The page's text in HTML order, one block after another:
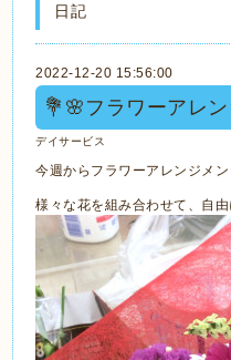
日記
2022-12-20 15:56:00
💐🌸フラワーアレ
デイサービス
今週からフラワーアレンジメ
様々な花を組み合わせて、自由